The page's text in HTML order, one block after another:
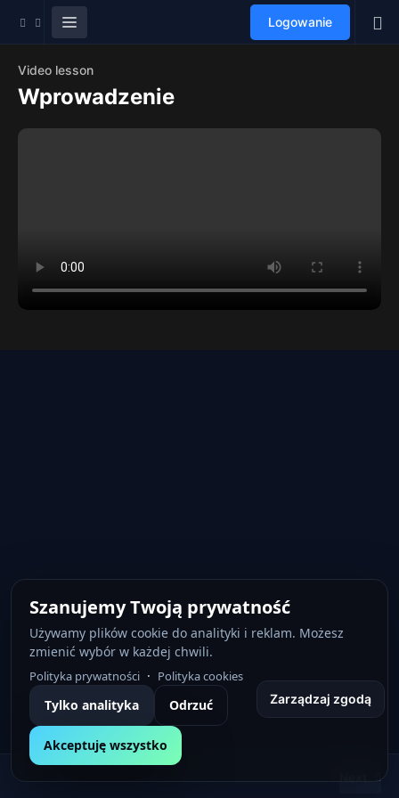
Logowanie
Video lesson
Wprowadzenie
Szanujemy Twoją prywatność
Używamy plików cookie do analityki i reklam. Możesz
zmienić wybór w każdej chwili.
Polityka prywatności · Polityka cookies
Tylko analityka Odrzuć
Akceptuję wszystko
Zarządzaj zgodą